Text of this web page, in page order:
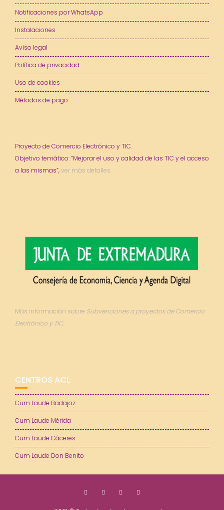
Notificaciones por WhatsApp
Instalaciones
Aviso legal
Política de privacidad
Uso de cookies
Métodos de pago
Proyecto de Comercio Electrónico y TIC.
Objetivo temático: “Mejorar el uso y calidad de las TIC y el acceso
a las mismas”,ver más detalles.
Más información sobre Subvenciones a proyectos de Comercio
Electrónico y TIC.
CENTROS ACL
Cum Laude Badajoz
Cum Laude Mérida
Cum Laude Cáceres
Cum Laude Don Benito